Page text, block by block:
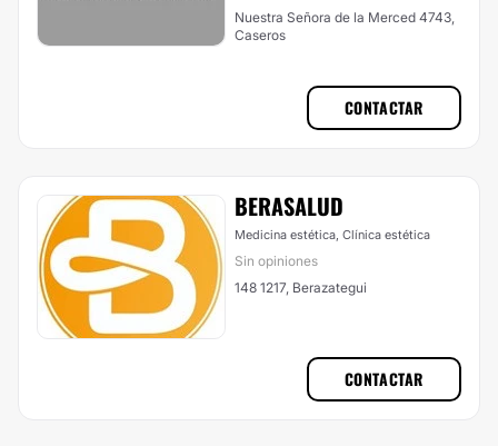
Nuestra Señora de la Merced 4743,
Caseros
CONTACTAR
BERASALUD
Medicina estética, Clínica estética
Sin opiniones
148 1217, Berazategui
CONTACTAR